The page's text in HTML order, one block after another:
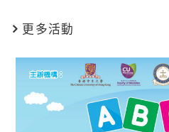
更多活動